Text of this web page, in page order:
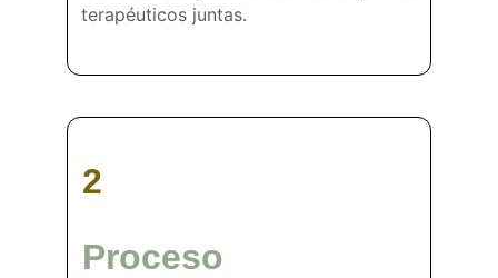
terapéuticos juntas.
2
Proceso